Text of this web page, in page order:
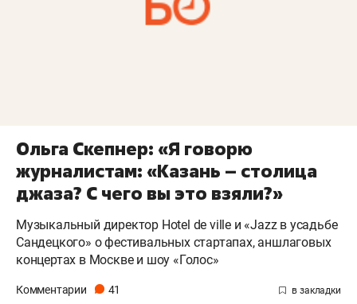
Ольга Скепнер: «Я говорю
журналистам: «Казань – столица
джаза? С чего вы это взяли?»
Музыкальный директор Hotel de ville и «Jazz в усадьбе
Сандецкого» о фестивальных стартапах, аншлаговых
концертах в Москве и шоу «Голос»
Комментарии 41